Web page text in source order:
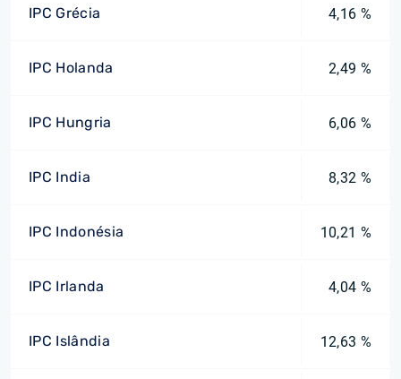
IPC Grécia 4,16 %
IPC Holanda 2,49 %
IPC Hungria 6,06 %
IPC India 8,32 %
IPC Indonésia 10,21 %
IPC Irlanda 4,04 %
IPC Islândia 12,63 %